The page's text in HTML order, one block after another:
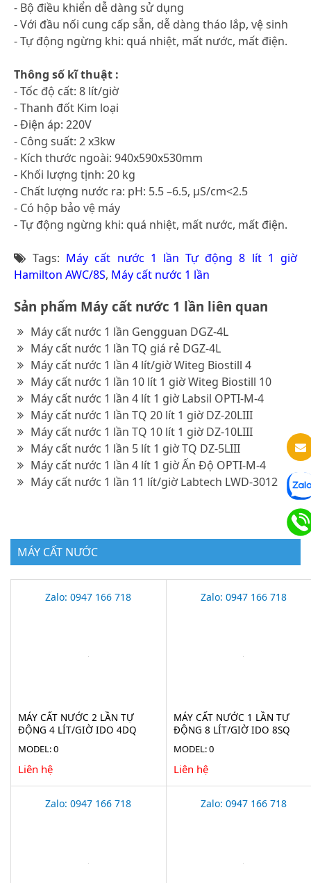
- Bộ điều khiển dễ dàng sử dụng
- Với đầu nối cung cấp sẵn, dễ dàng tháo lắp, vệ sinh
- Tự động ngừng khi: quá nhiệt, mất nước, mất điện.
Thông số kĩ thuật :
- Tốc độ cất: 8 lít/giờ
- Thanh đốt Kim loại
- Điện áp: 220V
- Công suất: 2 x3kw
- Kích thước ngoài: 940x590x530mm
- Khối lượng tịnh: 20 kg
- Chất lượng nước ra: pH: 5.5 –6.5, μS/cm<2.5
- Có hộp bảo vệ máy
- Tự động ngừng khi: quá nhiệt, mất nước, mất điện.
Tags: Máy cất nước 1 lần Tự động 8 lít 1 giờ
Hamilton AWC/8S, Máy cất nước 1 lần
Sản phẩm Máy cất nước 1 lần liên quan
Máy cất nước 1 lần Gengguan DGZ-4L
Máy cất nước 1 lần TQ giá rẻ DGZ-4L
Máy cất nước 1 lần 4 lít/giờ Witeg Biostill 4
Máy cất nước 1 lần 10 lít 1 giờ Witeg Biostill 10
Máy cất nước 1 lần 4 lít 1 giờ Labsil OPTI-M-4
Máy cất nước 1 lần TQ 20 lít 1 giờ DZ-20LIII
Máy cất nước 1 lần TQ 10 lít 1 giờ DZ-10LIII
Máy cất nước 1 lần 5 lít 1 giờ TQ DZ-5LIII
Máy cất nước 1 lần 4 lít 1 giờ Ấn Độ OPTI-M-4
Máy cất nước 1 lần 11 lít/giờ Labtech LWD-3012
MÁY CẤT NƯỚC
Zalo: 0947 166 718
MÁY CẤT NƯỚC 2 LẦN TỰ
ĐỘNG 4 LÍT/GIỜ IDO 4DQ
MODEL: 0
Liên hệ
Zalo: 0947 166 718
MÁY CẤT NƯỚC 1 LẦN TỰ
ĐỘNG 8 LÍT/GIỜ IDO 8SQ
MODEL: 0
Liên hệ
Zalo: 0947 166 718 Zalo: 0947 166 718